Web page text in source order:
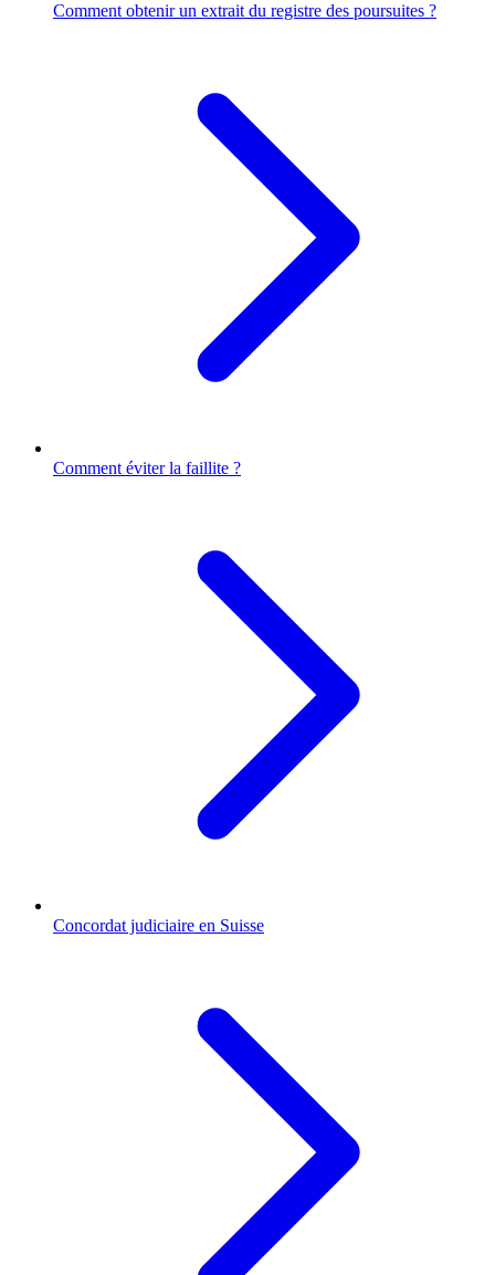
Comment obtenir un extrait du registre des poursuites ?
Comment éviter la faillite ?
Concordat judiciaire en Suisse